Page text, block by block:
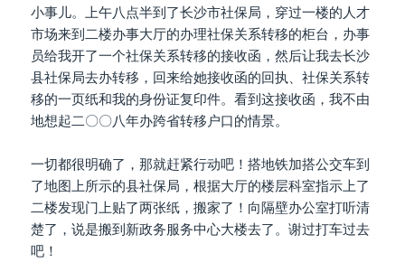
小事儿。上午八点半到了长沙市社保局，穿过一楼的人才
市场来到二楼办事大厅的办理社保关系转移的柜台，办事
员给我开了一个社保关系转移的接收函，然后让我去长沙
县社保局去办转移，回来给她接收函的回执、社保关系转
移的一页纸和我的身份证复印件。看到这接收函，我不由
地想起二〇〇八年办跨省转移户口的情景。
一切都很明确了，那就赶紧行动吧！搭地铁加搭公交车到
了地图上所示的县社保局，根据大厅的楼层科室指示上了
二楼发现门上贴了两张纸，搬家了！向隔壁办公室打听清
楚了，说是搬到新政务服务中心大楼去了。谢过打车过去
吧！